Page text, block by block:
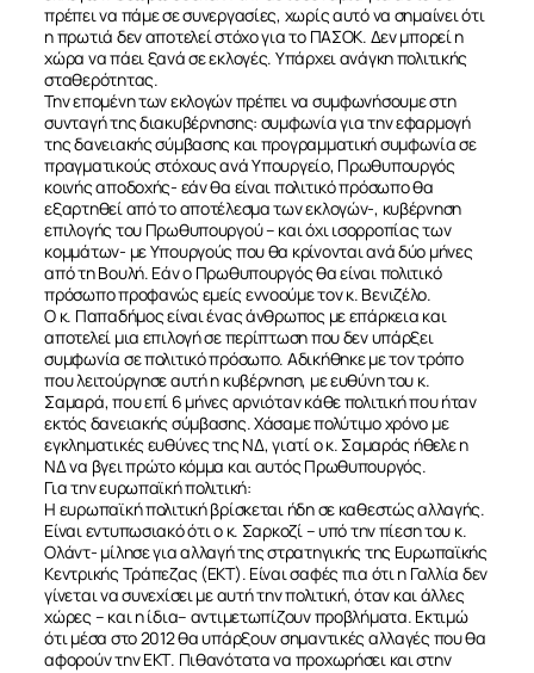
πρέπει να πάμε σε συνεργασίες, χωρίς αυτό να σημαίνει ότι
η πρωτιά δεν αποτελεί στόχο για το ΠΑΣΟΚ. Δεν μπορεί η
χώρα να πάει ξανά σε εκλογές. Υπάρχει ανάγκη πολιτικής
σταθερότητας.
Την επομένη των εκλογών πρέπει να συμφωνήσουμε στη
συνταγή της διακυβέρνησης: συμφωνία για την εφαρμογή
της δανειακής σύμβασης και προγραμματική συμφωνία σε
πραγματικούς στόχους ανά Υπουργείο, Πρωθυπουργός
κοινής αποδοχής- εάν θα είναι πολιτικό πρόσωπο θα
εξαρτηθεί από το αποτέλεσμα των εκλογών-, κυβέρνηση
επιλογής του Πρωθυπουργού – και όχι ισορροπίας των
κομμάτων- με Υπουργούς που θα κρίνονται ανά δύο μήνες
από τη Βουλή. Εάν ο Πρωθυπουργός θα είναι πολιτικό
πρόσωπο προφανώς εμείς εννοούμε τον κ. Βενιζέλο.
Ο κ. Παπαδήμος είναι ένας άνθρωπος με επάρκεια και
αποτελεί μια επιλογή σε περίπτωση που δεν υπάρξει
συμφωνία σε πολιτικό πρόσωπο. Αδικήθηκε με τον τρόπο
που λειτούργησε αυτή η κυβέρνηση, με ευθύνη του κ.
Σαμαρά, που επί 6 μήνες αρνιόταν κάθε πολιτική που ήταν
εκτός δανειακής σύμβασης. Χάσαμε πολύτιμο χρόνο με
εγκληματικές ευθύνες της ΝΔ, γιατί ο κ. Σαμαράς ήθελε η
ΝΔ να βγει πρώτο κόμμα και αυτός Πρωθυπουργός.
Για την ευρωπαϊκή πολιτική:
Η ευρωπαϊκή πολιτική βρίσκεται ήδη σε καθεστώς αλλαγής.
Είναι εντυπωσιακό ότι ο κ. Σαρκοζί – υπό την πίεση του κ.
Ολάντ- μίλησε για αλλαγή της στρατηγικής της Ευρωπαϊκής
Κεντρικής Τράπεζας (ΕΚΤ). Είναι σαφές πια ότι η Γαλλία δεν
γίνεται να συνεχίσει με αυτή την πολιτική, όταν και άλλες
χώρες – και η ίδια– αντιμετωπίζουν προβλήματα. Εκτιμώ
ότι μέσα στο 2012 θα υπάρξουν σημαντικές αλλαγές που θα
αφορούν την ΕΚΤ. Πιθανότατα να προχωρήσει και στην